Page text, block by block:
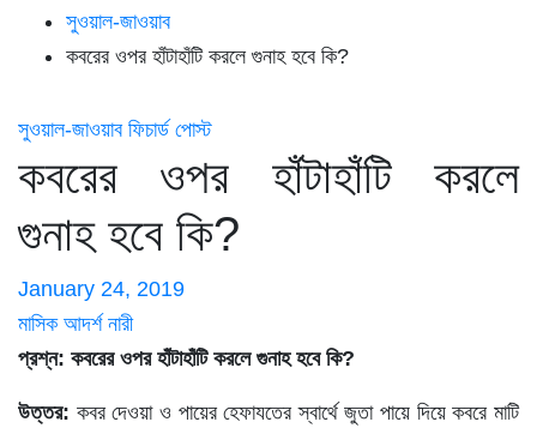
সুওয়াল-জাওয়াব
কবরের ওপর হাঁটাহাঁটি করলে গুনাহ হবে কি?
সুওয়াল-জাওয়াব ফিচার্ড পোস্ট
কবরের ওপর হাঁটাহাঁটি করলে
গুনাহ হবে কি?
January 24, 2019
মাসিক আদর্শ নারী
প্রশ্ন: কবরের ওপর হাঁটাহাঁটি করলে গুনাহ হবে কি?
উত্তর: কবর দেওয়া ও পায়ের হেফাযতের স্বার্থে জুতা পায়ে দিয়ে কবরে মাটি